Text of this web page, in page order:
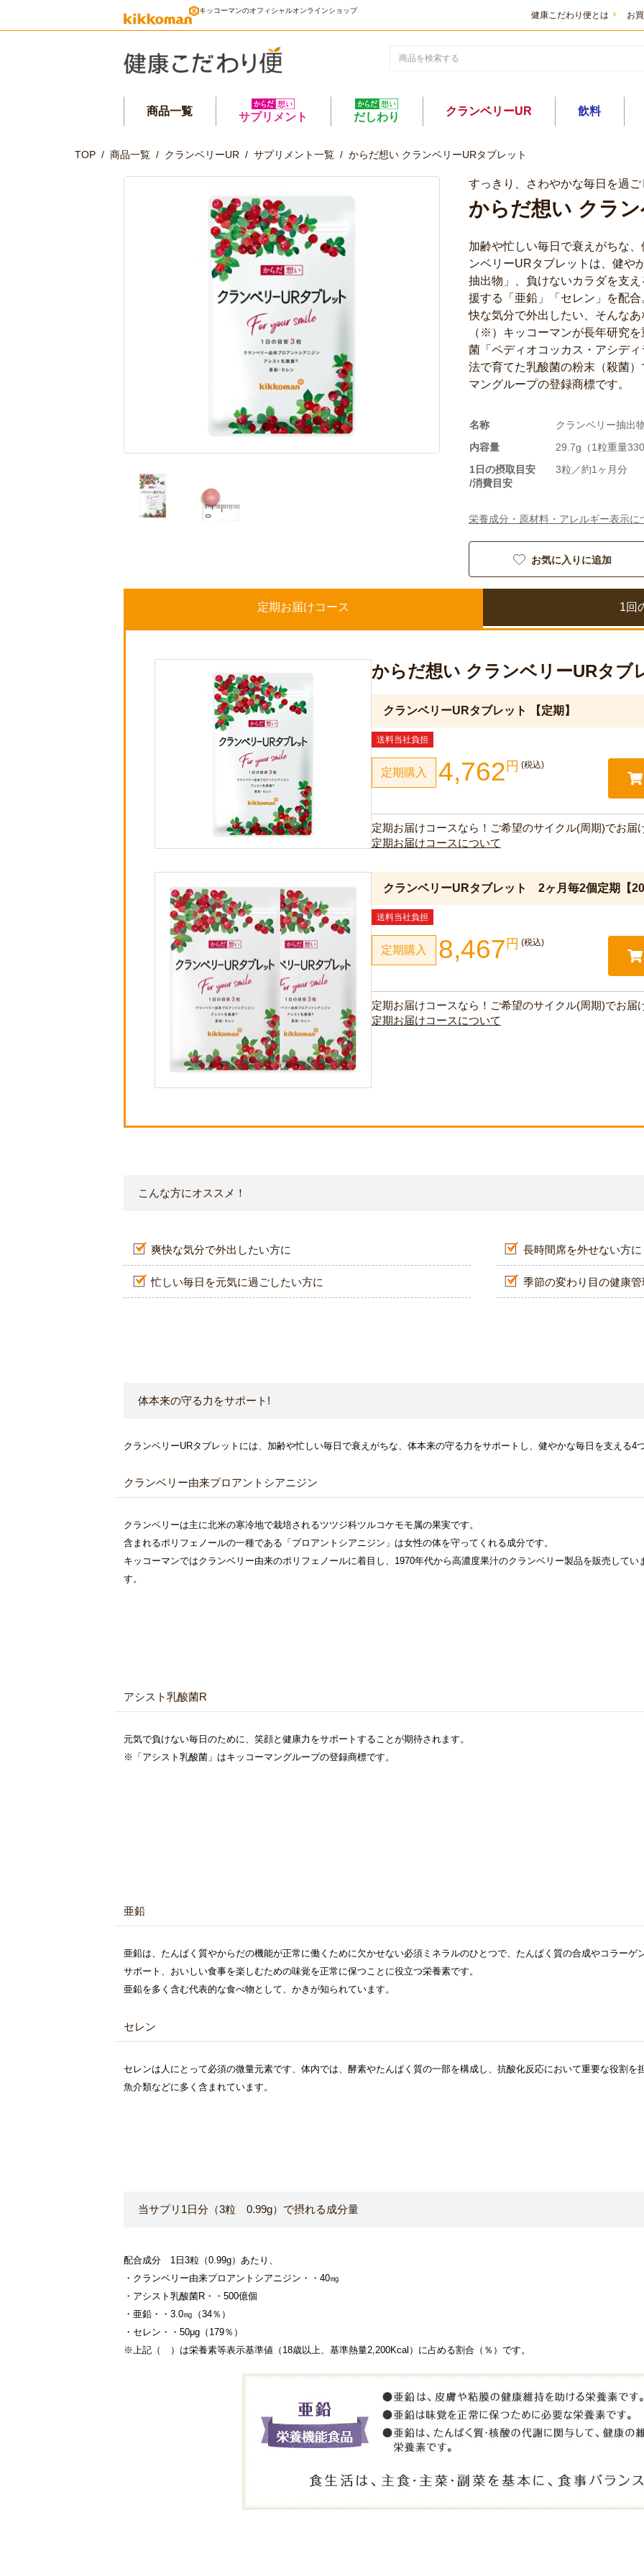
キッコーマンのオフィシャルオンラインショップ 健康こだわり便とは お
商品一覧 サプリメント だしわり クランベリーUR 飲料
TOP / 商品一覧 / クランベリーUR / サプリメント一覧 / からだ想い クランベリーURタブレット
すっきり、さわやかな毎日を過ご
からだ想い クラ
加齢や忙しい毎日で衰えがちな
ンベリーURタブレットは、健や
抽出物」、負けないカラダを支
援する「亜鉛」「セレン」を配
快な気分で外出したい、そんな
（※）キッコーマンが長年研究
菌「ペディオコッカス・アシデ
法で育てた乳酸菌の粉末（殺菌
マングループの登録商標です。
名称
クランベリー抽出
内容量
29.7g（1粒重量330
1日の摂取目安
/消費目安
3粒／約1ヶ月分
栄養成分・原材料・アレルギー表示に
お気に入りに追加
定期お届けコース 1回
からだ想い クランベリーURタブ
クランベリーURタブレット 【定期】
送料当社負担
定期購入 4,762 円 (税込)
定期お届けコースなら！ご希望のサイクル(周期)でお届
定期お届けコースについて
クランベリーURタブレット 2ヶ月毎2個定期【
送料当社負担
定期購入 8,467 円 (税込)
定期お届けコースなら！ご希望のサイクル(周期)でお届
定期お届けコースについて
こんな方にオススメ！
爽快な気分で外出したい方に
忙しい毎日を元気に過ごしたい方に
長時間席を外せない方に
季節の変わり目の健康管
体本来の守る力をサポート!
クランベリーURタブレットには、加齢や忙しい毎日で衰えがちな、体本来の守る力をサポートし、健やかな毎日を支える4
クランベリー由来プロアントシアニジン
クランベリーは主に北米の寒冷地で栽培されるツツジ科ツルコケモモ属の果実です。
含まれるポリフェノールの一種である「プロアントシアニジン」は女性の体を守ってくれる成分です。
キッコーマンではクランベリー由来のポリフェノールに着目し、1970年代から高濃度果汁のクランベリー製品を販売してい
す。
アシスト乳酸菌R
元気で負けない毎日のために、笑顔と健康力をサポートすることが期待されます。
※「アシスト乳酸菌」はキッコーマングループの登録商標です。
亜鉛
亜鉛は、たんぱく質やからだの機能が正常に働くために欠かせない必須ミネラルのひとつで、たんぱく質の合成やコラー
サポート、おいしい食事を楽しむための味覚を正常に保つことに役立つ栄養素です。
亜鉛を多く含む代表的な食べ物として、かきが知られています。
セレン
セレンは人にとって必須の微量元素です、体内では、酵素やたんぱく質の一部を構成し、抗酸化反応において重要な役割を
魚介類などに多く含まれています。
当サプリ1日分（3粒 0.99g）で摂れる成分量
配合成分 1日3粒（0.99g）あたり、
・クランベリー由来プロアントシアニジン・・40㎎
・アシスト乳酸菌R・・500億個
・亜鉛・・3.0㎎（34％）
・セレン・・50μg（179％）
※上記（ ）は栄養素等表示基準値（18歳以上、基準熱量2,200Kcal）に占める割合（％）です。